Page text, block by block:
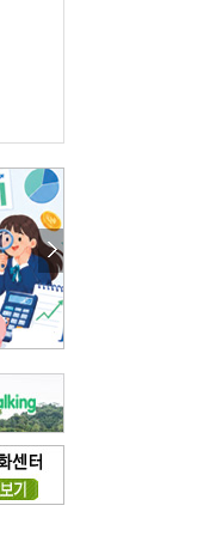
시민이 개발한 폭염 대응 앱 ‘그늘로’ 길안내 지도 등 인기
골목 맛집 발굴 고메 셀렉션…부산시, 페스티벌 시월 연계